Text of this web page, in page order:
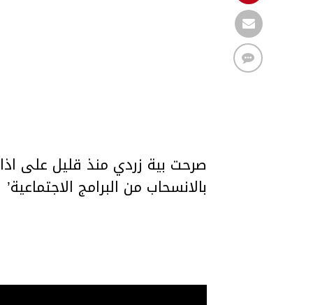
صرحت بية زردي منذ قليل على
بالانسحاب من البرامج الاجتماعية’